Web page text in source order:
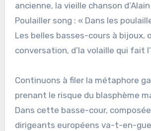
ancienne, la vieille chanson
Poulailler song : « Dans les
Les belles basses-cours à bijoux,
conversation, d’la volaille qui fait
Continuons à filer la métaphore
prenant le risque du blasphème
Dans cette basse-cour,
dirigeants européens va-t-en-